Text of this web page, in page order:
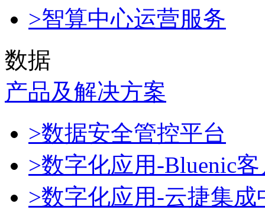
>智算中心运营服务
数据
产品及解决方案
>数据安全管控平台
>数字化应用-Bluenic
>数字化应用-云捷集成